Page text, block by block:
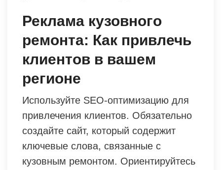
Реклама кузовного
ремонта: Как привлечь
клиентов в вашем
регионе
Используйте SEO-оптимизацию для
привлечения клиентов. Обязательно
создайте сайт, который содержит
ключевые слова, связанные с
кузовным ремонтом. Ориентируйтесь